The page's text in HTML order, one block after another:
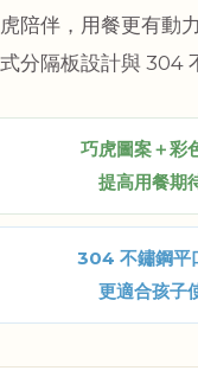
陪伴，用餐更有動
分隔板設計與 304
巧虎圖案＋彩
提高用餐期
304 不鏽鋼平
更適合孩子